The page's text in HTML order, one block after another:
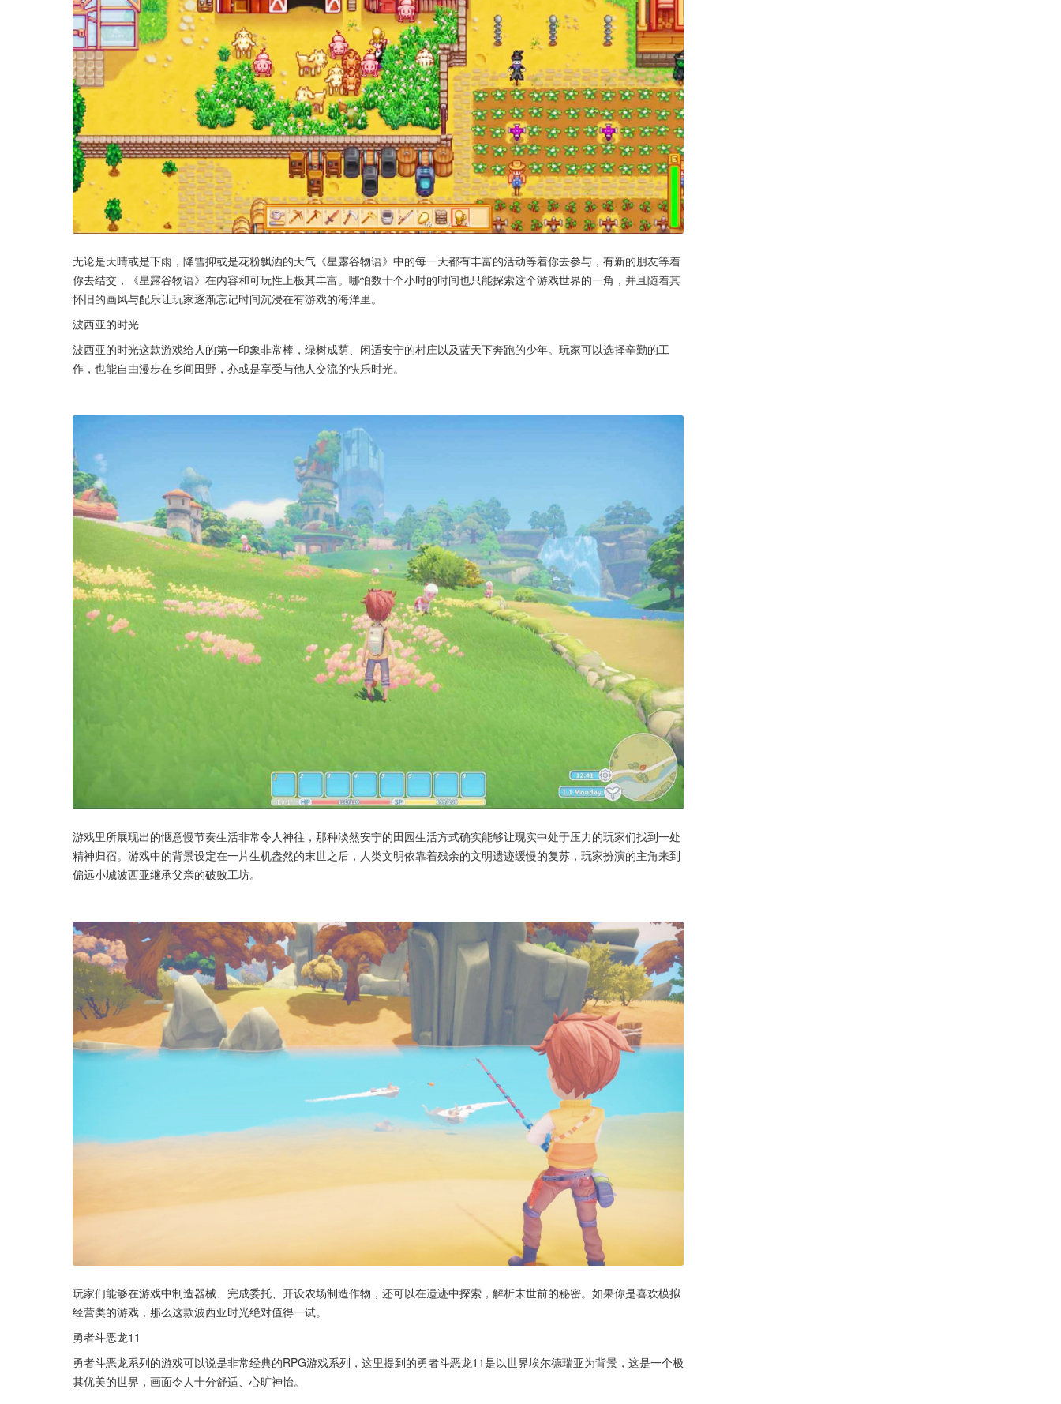
无论是天晴或是下雨，降雪抑或是花粉飘洒的天气《星露谷物语》中的每一天都有丰富的活动等着你去参与，有新的朋友等着
你去结交，《星露谷物语》在内容和可玩性上极其丰富。哪怕数十个小时的时间也只能探索这个游戏世界的一角，并且随着其
怀旧的画风与配乐让玩家逐渐忘记时间沉浸在有游戏的海洋里。
波西亚的时光
波西亚的时光这款游戏给人的第一印象非常棒，绿树成荫、闲适安宁的村庄以及蓝天下奔跑的少年。玩家可以选择辛勤的工
作，也能自由漫步在乡间田野，亦或是享受与他人交流的快乐时光。
游戏里所展现出的惬意慢节奏生活非常令人神往，那种淡然安宁的田园生活方式确实能够让现实中处于压力的玩家们找到一处
精神归宿。游戏中的背景设定在一片生机盎然的末世之后，人类文明依靠着残余的文明遗迹缓慢的复苏，玩家扮演的主角来到
偏远小城波西亚继承父亲的破败工坊。
玩家们能够在游戏中制造器械、完成委托、开设农场制造作物，还可以在遗迹中探索，解析末世前的秘密。如果你是喜欢模拟
经营类的游戏，那么这款波西亚时光绝对值得一试。
勇者斗恶龙11
勇者斗恶龙系列的游戏可以说是非常经典的RPG游戏系列，这里提到的勇者斗恶龙11是以世界埃尔德瑞亚为背景，这是一个极
其优美的世界，画面令人十分舒适、心旷神怡。